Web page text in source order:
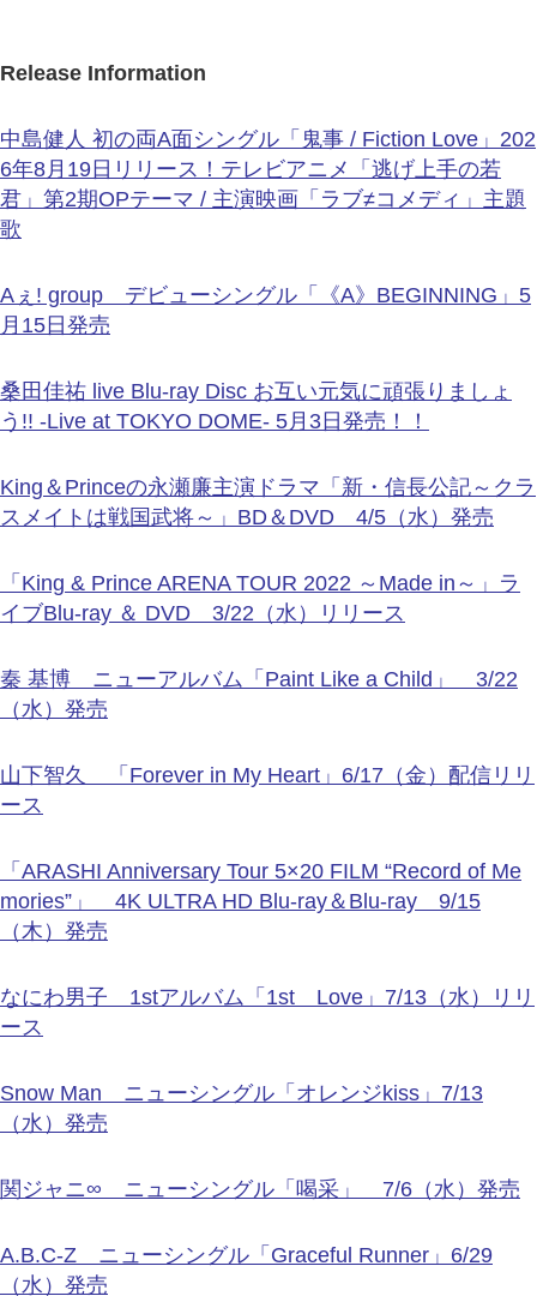
Release Information
中島健人 初の両A面シングル「鬼事 / Fiction Love」202
6年8月19日リリース！テレビアニメ「逃げ上手の若
君」第2期OPテーマ / 主演映画「ラブ≠コメディ」主題
歌
Aぇ! group デビューシングル「《A》BEGINNING」5
月15日発売
桑田佳祐 live Blu-ray Disc お互い元気に頑張りましょ
う!! -Live at TOKYO DOME- 5月3日発売！！
King＆Princeの永瀬廉主演ドラマ「新・信長公記～クラ
スメイトは戦国武将～」BD＆DVD 4/5（水）発売
「King & Prince ARENA TOUR 2022 ～Made in～」ラ
イブBlu-ray ＆ DVD 3/22（水）リリース
秦 基博 ニューアルバム「Paint Like a Child」 3/22
（水）発売
山下智久 「Forever in My Heart」6/17（金）配信リリ
ース
「ARASHI Anniversary Tour 5×20 FILM “Record of Me
mories”」 4K ULTRA HD Blu-ray＆Blu-ray 9/15
（木）発売
なにわ男子 1stアルバム「1st Love」7/13（水）リリ
ース
Snow Man ニューシングル「オレンジkiss」7/13
（水）発売
関ジャニ∞ ニューシングル「喝采」 7/6（水）発売
A.B.C-Z ニューシングル「Graceful Runner」6/29
（水）発売